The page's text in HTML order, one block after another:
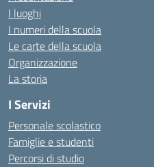
I luoghi
I numeri della scuola
Le carte della scuola
Organizzazione
La storia
I Servizi
Personale scolastico
Famiglie e studenti
Percorsi di studio